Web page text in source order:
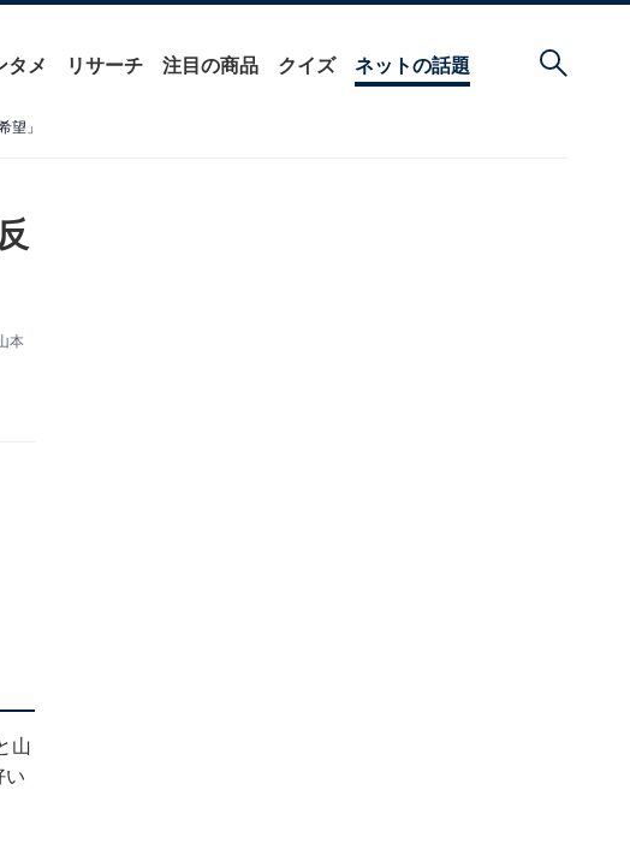
タメ リサーチ 注目の商品 クイズ ネットの話題
望」
本
山
い